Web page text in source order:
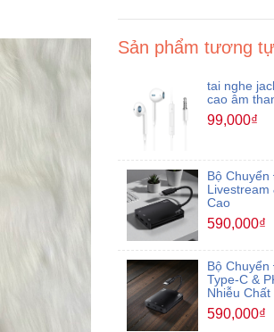
Sản phẩm tương tự
tai nghe
cao âm
99,000₫
Bộ
Livestream
Cao
590,000₫
Bộ
Type-C &
Nhiễu
590,000₫